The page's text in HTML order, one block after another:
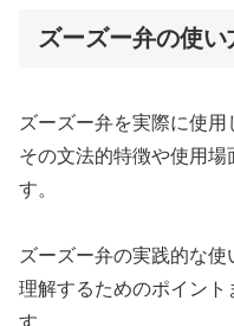
ズーズー弁の使い
ズーズー弁を実際に使用
その文法的特徴や使用
す。
ズーズー弁の実践的な
理解するためのポイント